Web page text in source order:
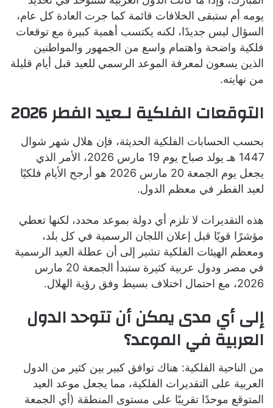
يومه أم ستبقى الخلافات قائمة كما جرت العادة كل عام،
السؤال ليس جديدًا، لكنه يكتسب أهمية كبيرة مع توقعات
فلكية واضحة واهتمام واسع من الجمهور والمواطنين
الذين يسعون لمعرفة الموعد الرسمي للعيد قبل أيام قليلة
من نهايته.
التوقعات الفلكية لـعيد الفطر 2026
بحسب الحسابات الفلكية الحديثة، فإن هلال شهر شوال
1447 هـ يولد صباح يوم 19 مارس 2026، الأمر الذي
يجعل يوم الجمعة 20 مارس 2026 هو أرجح الأيام فلكيًا
لعيد الفطر في معظم الدول.
هذه التقديرات لا تلزم أي دولة بموعد محدد، لكنها تعطي
مؤشرًا قويًا قبل إعلان اللجان الرسمية في كل بلد،
ومعظم الهيئات الفلكية تشير إلى أن عطلة العيد الرسمية
في مصر ودول عربية كثيرة ستبدأ الجمعة 20 مارس
2026، مع احتمال اختلاف بسيط وفق رؤية الهلال.
إلى أي مدى يمكن أن تتوحد الدول
العربية في الموعد؟
من الناحية الفلكية: هناك توافق كبير بين كثير من الدول
العربية على التقديرات الفلكية، مما يجعل موعد العيد
المتوقع موحدًا تقريبًا على مستوى المنطقة (أي الجمعة